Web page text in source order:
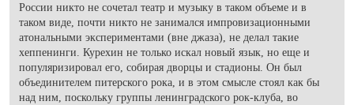
России никто не сочетал театр и музыку в таком объеме и в
таком виде, почти никто не занимался импровизационными
атональными экспериментами (вне джаза), не делал такие
хеппенинги. Курехин не только искал новый язык, но еще и
популяризировал его, собирая дворцы и стадионы. Он был
объединителем питерского рока, и в этом смысле стоял как бы
над ним, поскольку группы ленинградского рок-клуба, во